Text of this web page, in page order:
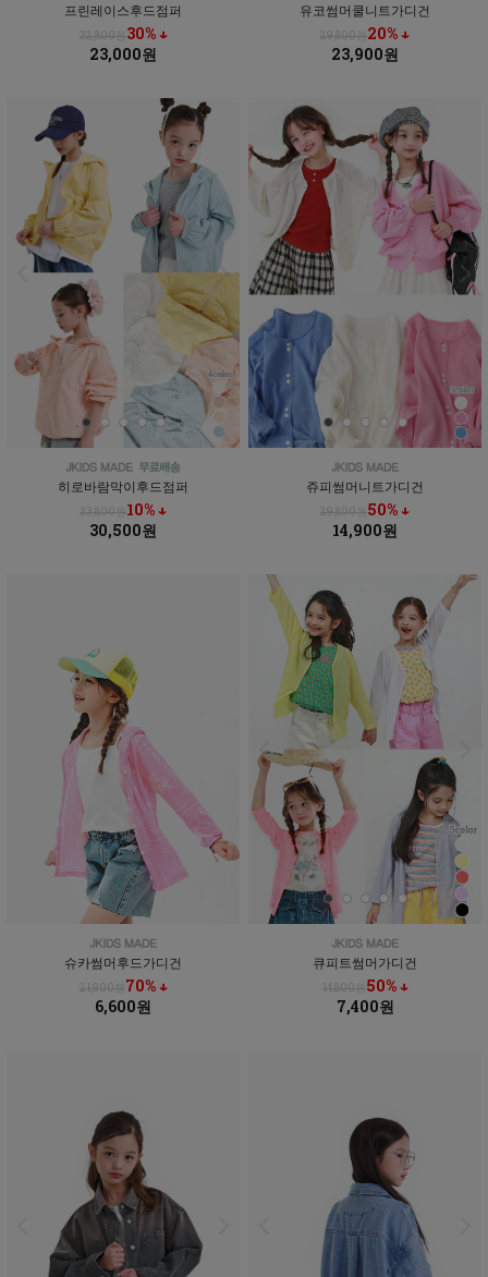
프린레이스후드점퍼
32,800원 30% ↓
23,000원
유코썸머쿨니트가디건
29,800원20% ↓
23,900원
히로바람막이후드점퍼
33,800원10% ↓
30,500원
쥬피썸머니트가디건
29,800원50% ↓
14,900원
슈카썸머후드가디건
21,900원 70% ↓
6,600원
큐피트썸머가디건
14,800원 50% ↓
7,400원